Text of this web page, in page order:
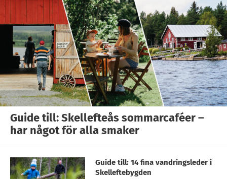
Guide till: Skellefteås sommarcaféer –
har något för alla smaker
Guide till: 14 fina vandringsleder i
Skelleftebygden